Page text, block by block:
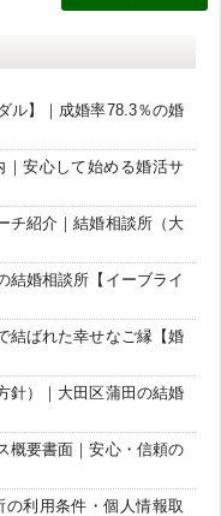
ル】｜成婚率78.3％の婚
安心して始める婚活サ
チ紹介｜結婚相談所（大
結婚相談所【イーブライ
結ばれた幸せなご縁【婚
針）｜大田区蒲田の結婚
概要書面｜安心・信頼の
利用条件・個人情報取